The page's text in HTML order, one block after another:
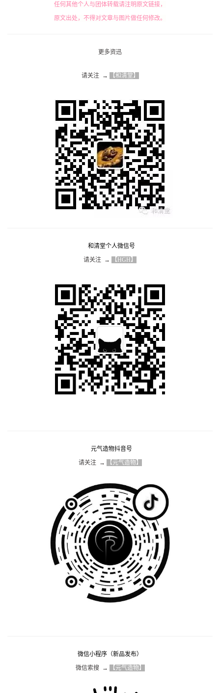
任何其他个人与团体转载请注明原文链接，
原文出处，不得对文章与图片做任何修改。
更多资迅
请关注  → 【和清堂】
和清堂个人微信号
请关注  → 【HGH】
元气造物抖音号
请关注  → 【元气造物】
微信小程序（新品发布）
微信索搜  → 【元气造物】